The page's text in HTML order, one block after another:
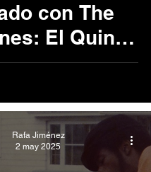
con The
El Quinto
Rafa Jiménez
2 may 2025